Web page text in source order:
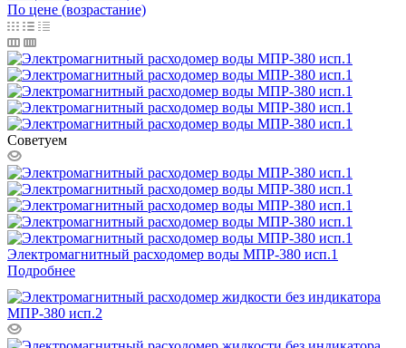
По цене (возрастание)
Советуем
Электромагнитный расходомер воды МПР-380 исп.1
Подробнее